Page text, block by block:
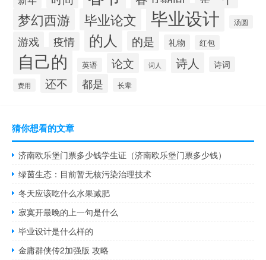
梦幻西游 毕业论文 毕业设计 汤圆
游戏 疫情 的人 的是 礼物 红包
自己的 英语 论文 词人 诗人 诗词
费用 还不 都是 长辈
猜你想看的文章
济南欧乐堡门票多少钱学生证（济南欧乐堡门票多少钱）
绿茵生态：目前暂无核污染治理技术
冬天应该吃什么水果减肥
寂寞开最晚的上一句是什么
毕业设计是什么样的
金庸群侠传2加强版 攻略